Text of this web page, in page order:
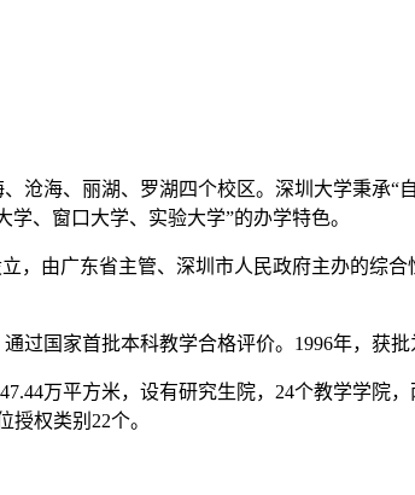
海、丽湖、罗湖四个校区。深圳大学秉承“
、窗口大学、实验大学”的办学特色。
由广东省主管、深圳市人民政府主办的综
国家首批本科教学合格评价。1996年，获批
万平方米，设有研究生院，24个教学学院
权类别22个。